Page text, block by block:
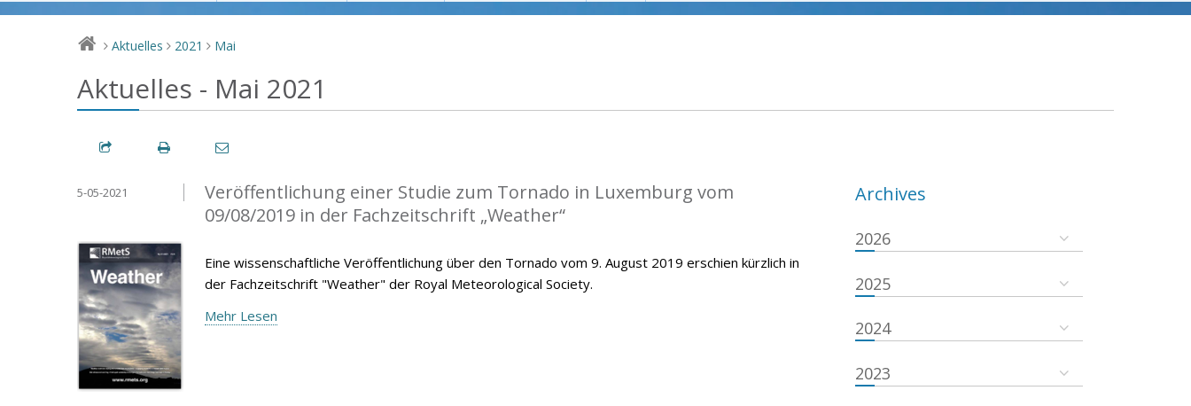
> Aktuelles > 2021 > Mai
Aktuelles - Mai 2021
Veröffentlichung einer Studie zum Tornado in Luxemburg vom
09/08/2019 in der Fachzeitschrift „Weather“
5-05-2021
Eine wissenschaftliche Veröffentlichung über den Tornado vom 9. August 2019 erschien kürzlich in
der Fachzeitschrift "Weather" der Royal Meteorological Society.
Mehr Lesen
Archives
2026
2025
2024
2023